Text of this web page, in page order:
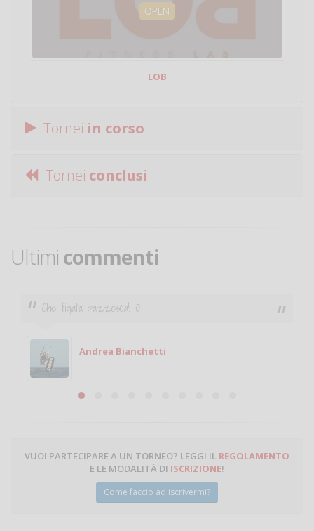
OPEN
LOB
Tornei in corso
Tornei conclusi
Ultimi commenti
Ciao. Sono a Treviglio da poco e vorrei tornare a
giocare. Se sei in zona e puoi giocare fammi sapere.
Michele
Michele Miglionico
VUOI PARTECIPARE A UN TORNEO? LEGGI IL REGOLAMENTO
E LE MODALITÀ DI ISCRIZIONE!
Come faccio ad iscrivermi?